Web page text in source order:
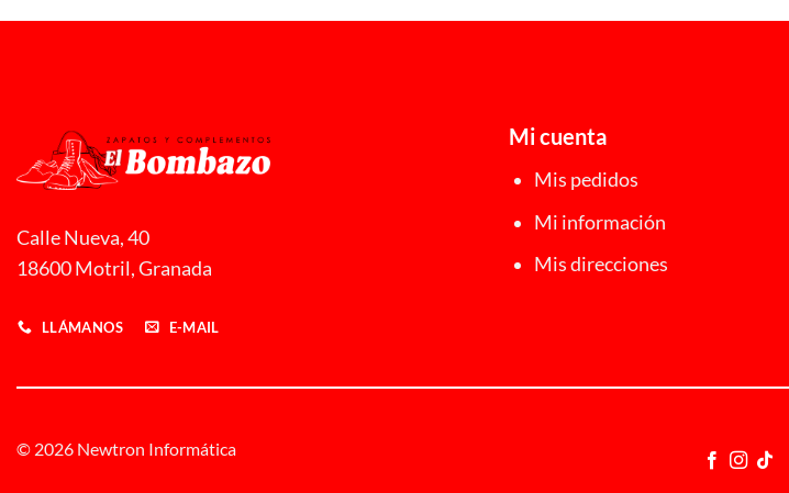
Calle Nueva, 40
18600 Motril, Granada
LLÁMANOS E-MAIL
Mi cuenta
Mis pedidos
Mi información
Mis direcciones
© 2026 Newtron Informática